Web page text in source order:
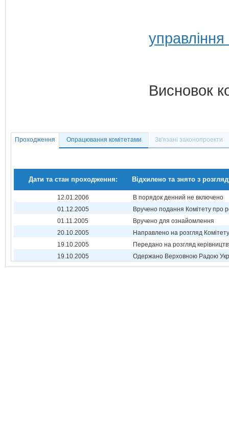
Висновок
Проходження Опрацювання комітетами Зв'язані законопроекти
Дати та стан проходження: Відхилено та знято з
12.01.2006
В порядок денний не включено
01.12.2005
Вручено подання Комітету про
01.11.2005
Вручено для ознайомлення
20.10.2005
Направлено на розгляд Комітету
19.10.2005
Передано на розгляд
19.10.2005
Одержано Верховною Радою